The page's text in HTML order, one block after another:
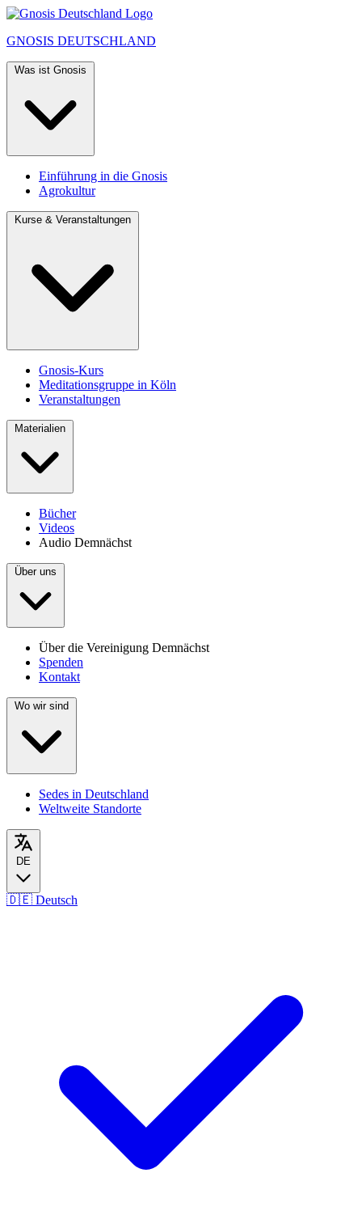
GNOSIS DEUTSCHLAND
Was ist Gnosis
Einführung in die Gnosis
Agrokultur
Kurse & Veranstaltungen
Gnosis-Kurs
Meditationsgruppe in Köln
Veranstaltungen
Materialien
Bücher
Videos
Audio Demnächst
Über uns
Über die Vereinigung Demnächst
Spenden
Kontakt
Wo wir sind
Sedes in Deutschland
Weltweite Standorte
DE
🇩🇪 Deutsch